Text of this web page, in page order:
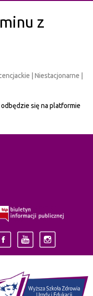
z
| Niestacjonarne |
się na platformie